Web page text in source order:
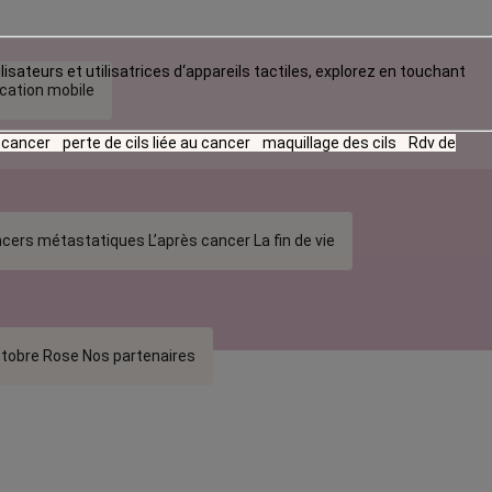
mobile
métastatiques L’après cancer La fin de vie
Rose Nos partenaires
et utilisatrices d‘appareils tactiles, explorez en touchant
perte de cils liée au cancer maquillage des cils Rdv de